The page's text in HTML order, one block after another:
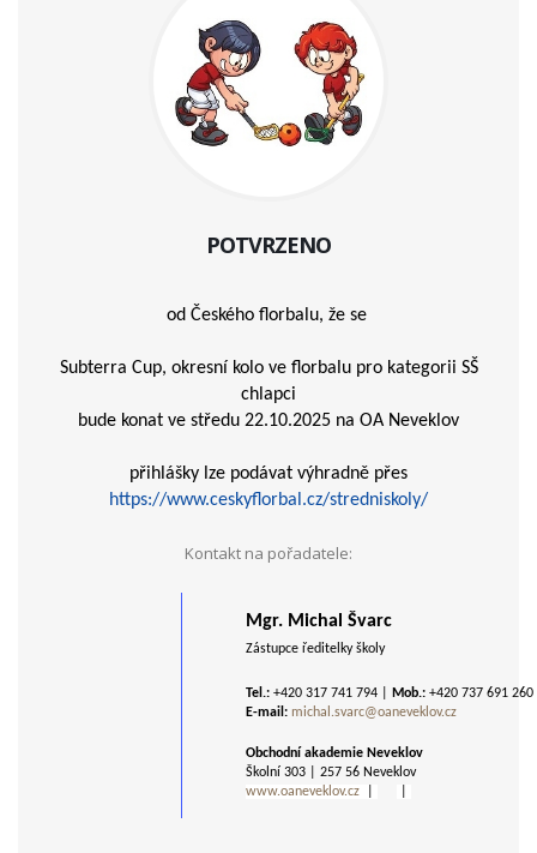
POTVRZENO
od Českého florbalu, že se
Subterra Cup, okresní kolo ve florbalu pro kategorii SŠ
chlapci
bude konat ve středu 22.10.2025 na OA Neveklov
přihlášky lze podávat výhradně přes
https://www.ceskyflorbal.cz/stredniskoly/
Kontakt na pořadatele:
Mgr. Michal Švarc
Zástupce ředitelky školy
Tel.: +420 317 741 794 | Mob.: +420 737 691 260
E-mail: michal.svarc@oaneveklov.cz
Obchodní akademie Neveklov
Školní 303 | 257 56 Neveklov
www.oaneveklov.cz